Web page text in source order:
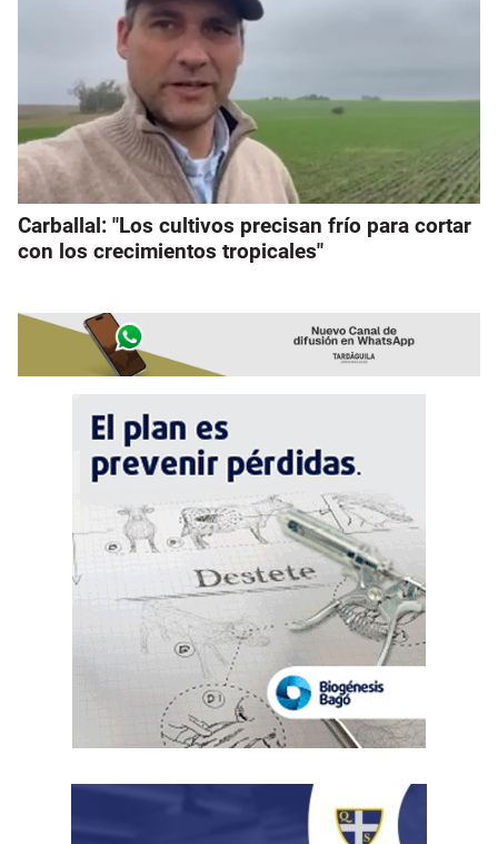
Carballal: "Los cultivos precisan frío para cortar
con los crecimientos tropicales"